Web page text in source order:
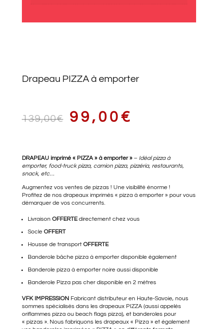
Drapeau PIZZA à emporter
139,00€ LE
PRIX
INITIAL
ÉTAIT :
139,00€.
99,00 €
PRIX
ACTUEL
99,00€.
DRAPEAU imprimé « PIZZA » à emporter »– Idéal pizza à
emporter, food-truck pizza, camion pizza, pizzéria, restaurants,
snack, etc…
Augmentez vos ventes de pizzas ! Une visibilité énorme !
Profitez de nos drapeaux imprimés « pizza à emporter » pour vous
démarquer de vos concurrents.
Livraison OFFERTEdirectement chez vous
Socle OFFERT
Housse de transport OFFERTE
Banderole bâche pizza à emporterdisponible également
Banderole pizza à emporternoire aussi disponible
Banderole Pizza pas cherdisponible en 2 mètres
VFK IMPRESSION Fabricant distributeur en Haute-Savoie, nous
sommes spécialisés dans les drapeaux PIZZA (aussi appelés
oriflammes pizza ou beach flags pizza), et banderoles pour
« pizzas ». Nous fabriquons les drapeaux « Pizza » et également